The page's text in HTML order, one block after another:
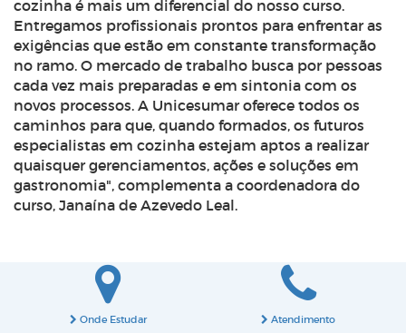
cozinha é mais um diferencial do nosso curso.
Entregamos profissionais prontos para enfrentar as
exigências que estão em constante transformação
no ramo. O mercado de trabalho busca por pessoas
cada vez mais preparadas e em sintonia com os
novos processos. A Unicesumar oferece todos os
caminhos para que, quando formados, os futuros
especialistas em cozinha estejam aptos a realizar
quaisquer gerenciamentos, ações e soluções em
gastronomia", complementa a coordenadora do
curso, Janaína de Azevedo Leal.
Onde Estudar Atendimento